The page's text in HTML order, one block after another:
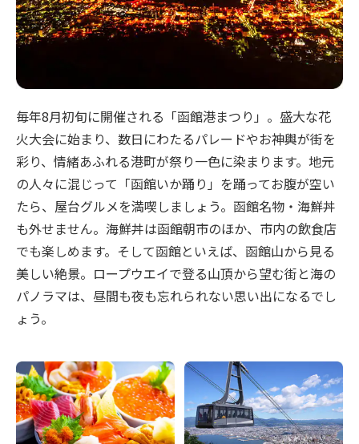
毎年8月初旬に開催される「函館港まつり」。盛大な花
火大会に始まり、数日にわたるパレードやお神輿が街を
彩り、情緒あふれる港町が祭り一色に染まります。地元
の人々に混じって「函館いか踊り」を踊ってお腹が空い
たら、屋台グルメを満喫しましょう。函館名物・海鮮丼
も外せません。海鮮丼は函館朝市のほか、市内の飲食店
でも楽しめます。そして函館といえば、函館山から見る
美しい絶景。ロープウエイで登る山頂から望む街と海の
パノラマは、昼間も夜も忘れられない思い出になるでし
ょう。